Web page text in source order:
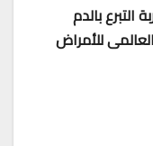
بالدم
للأمراض